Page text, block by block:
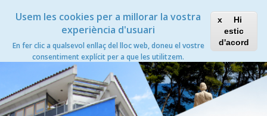
Usem les cookies per a millorar la vostra
experiència d'usuari
En fer clic a qualsevol enllaç del lloc web, doneu el vostre
consentiment explícit per a que les utilitzem.
Hi
estic
d'acord
Toggle
Xanascat
Toggle
navigation
Preguntes freqüents